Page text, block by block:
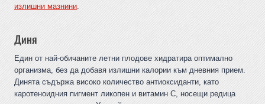
излишни мазнини.
Диня
Един от най-обичаните летни плодове хидратира оптимално
организма, без да добавя излишни калории към дневния прием.
Динята съдържа високо количество антиоксиданти, като
каротеноидния пигмент ликопен и витамин C, носещи редица